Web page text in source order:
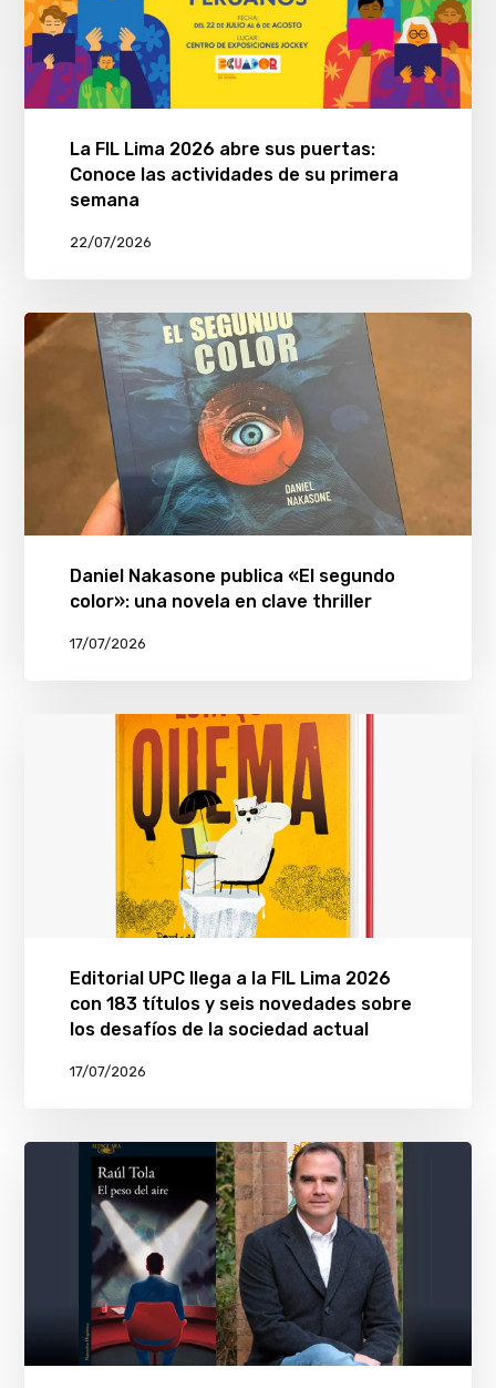
La FIL Lima 2026 abre sus puertas:
Conoce las actividades de su primera
semana
22/07/2026
Daniel Nakasone publica «El segundo
color»: una novela en clave thriller
17/07/2026
Editorial UPC llega a la FIL Lima 2026
con 183 títulos y seis novedades sobre
los desafíos de la sociedad actual
17/07/2026